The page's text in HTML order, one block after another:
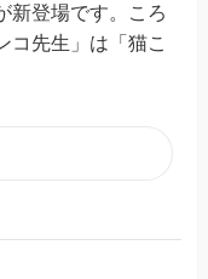
新登場です。ころ
コ先生」は「猫こ